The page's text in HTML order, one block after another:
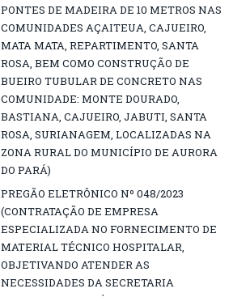
PONTES DE MADEIRA DE 10 METROS NAS
COMUNIDADES AÇAITEUA, CAJUEIRO,
MATA MATA, REPARTIMENTO, SANTA
ROSA, BEM COMO CONSTRUÇÃO DE
BUEIRO TUBULAR DE CONCRETO NAS
COMUNIDADE: MONTE DOURADO,
BASTIANA, CAJUEIRO, JABUTI, SANTA
ROSA, SURIANAGEM, LOCALIZADAS NA
ZONA RURAL DO MUNICÍPIO DE AURORA
DO PARÁ)
PREGÃO ELETRÔNICO Nº 048/2023
(CONTRATAÇÃO DE EMPRESA
ESPECIALIZADA NO FORNECIMENTO DE
MATERIAL TÉCNICO HOSPITALAR,
OBJETIVANDO ATENDER AS
NECESSIDADES DA SECRETARIA